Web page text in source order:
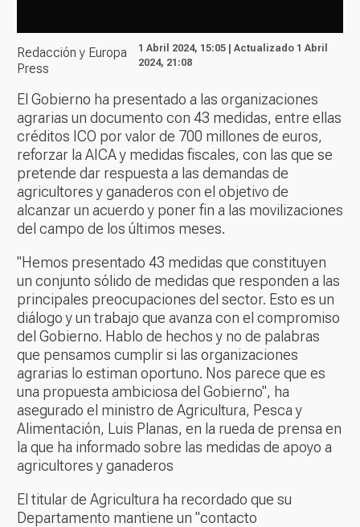
Redacción y Europa
Press
1 Abril 2024, 15:05 | Actualizado 1 Abril
2024, 21:08
El Gobierno ha presentado a las organizaciones
agrarias un documento con 43 medidas, entre ellas
créditos ICO por valor de 700 millones de euros,
reforzar la AICA y medidas fiscales, con las que se
pretende dar respuesta a las demandas de
agricultores y ganaderos con el objetivo de
alcanzar un acuerdo y poner fin a las movilizaciones
del campo de los últimos meses.
"Hemos presentado 43 medidas que constituyen
un conjunto sólido de medidas que responden a las
principales preocupaciones del sector. Esto es un
diálogo y un trabajo que avanza con el compromiso
del Gobierno. Hablo de hechos y no de palabras
que pensamos cumplir si las organizaciones
agrarias lo estiman oportuno. Nos parece que es
una propuesta ambiciosa del Gobierno", ha
asegurado el ministro de Agricultura, Pesca y
Alimentación, Luis Planas, en la rueda de prensa en
la que ha informado sobre las medidas de apoyo a
agricultores y ganaderos
El titular de Agricultura ha recordado que su
Departamento mantiene un "contacto